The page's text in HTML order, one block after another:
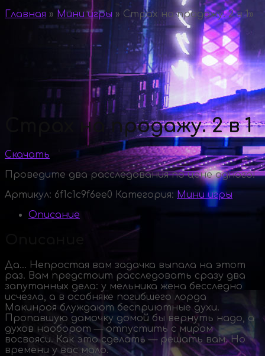
Главная » Мини игры » Страх на продажу. 2 в 1»
Страх на продажу. 2 в 1
Скачать
Проведите два расследования по цене одного!
Артикул: 6f1c1c9f6ee0 Категория: Мини игры
Описание
Да… Непростая вам задачка выпала на этот
раз. Вам предстоит расследовать сразу два
запутанных дела: у мельника жена бесследно
исчезла, а в особняке погибшего лорда
Макинроя блуждают бесприютные духи.
Пропавшую дамочку домой бы вернуть надо, а
духов наоборот — отпустить с миром
восвояси. Как это сделать — решать вам. Но
времени у вас мало.